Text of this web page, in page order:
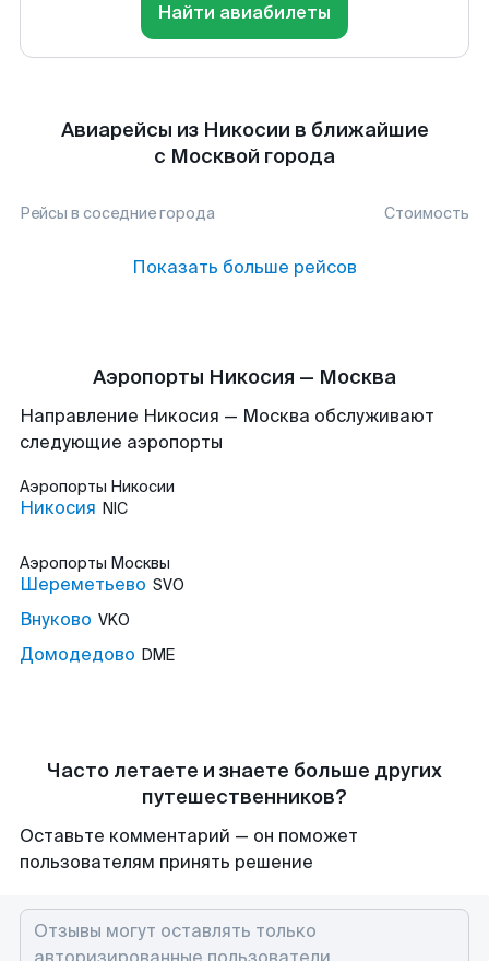
Найти авиабилеты
Авиарейсы из Никосии в ближайшие
с Москвой города
Рейсы в соседние города Стоимость
Показать больше рейсов
Аэропорты Никосия — Москва
Направление Никосия — Москва обслуживают
следующие аэропорты
Аэропорты Никосии
Никосия NIC
Аэропорты Москвы
Шереметьево SVO
Внуково VKO
Домодедово DME
Часто летаете и знаете больше других
путешественников?
Оставьте комментарий — он поможет
пользователям принять решение